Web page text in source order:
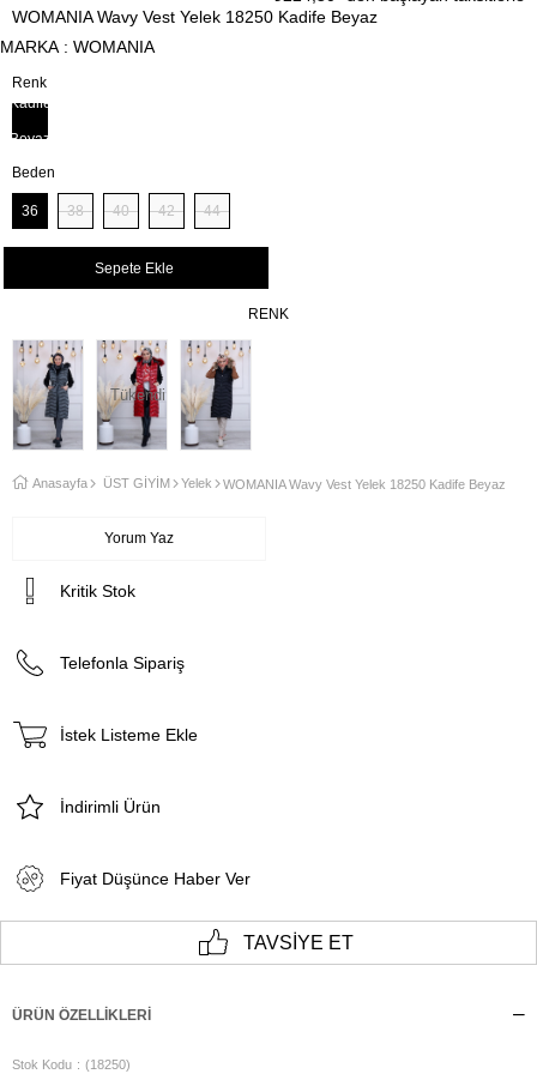
WOMANIA Wavy Vest Yelek 18250 Kadife Beyaz
MARKA : WOMANIA
Renk
Kadife
Beyaz
Beden
36 38 40 42 44
RENK
Tükendi
Anasayfa ÜST GİYİM Yelek WOMANIA Wavy Vest Yelek 18250 Kadife Beyaz
Yorum Yaz
Kritik Stok
Telefonla Sipariş
İstek Listeme Ekle
İndirimli Ürün
Fiyat Düşünce Haber Ver
TAVSIYE ET
ÜRÜN ÖZELLIKLERI
Stok Kodu (18250)